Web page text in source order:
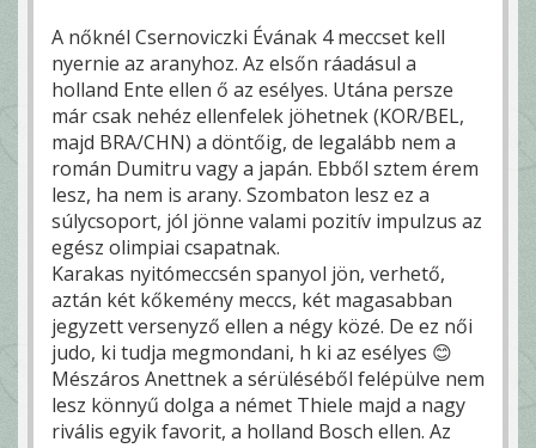
A nőknél Csernoviczki Évának 4 meccset kell
nyernie az aranyhoz. Az elsőn ráadásul a
holland Ente ellen ő az esélyes. Utána persze
már csak nehéz ellenfelek jöhetnek (KOR/BEL,
majd BRA/CHN) a döntőig, de legalább nem a
román Dumitru vagy a japán. Ebből sztem érem
lesz, ha nem is arany. Szombaton lesz ez a
súlycsoport, jól jönne valami pozitív impulzus az
egész olimpiai csapatnak.
Karakas nyitómeccsén spanyol jön, verhető,
aztán két kőkemény meccs, két magasabban
jegyzett versenyző ellen a négy közé. De ez női
judo, ki tudja megmondani, h ki az esélyes 😊
Mészáros Anettnek a sérüléséből felépülve nem
lesz könnyű dolga a német Thiele majd a nagy
rivális egyik favorit, a holland Bosch ellen. Az